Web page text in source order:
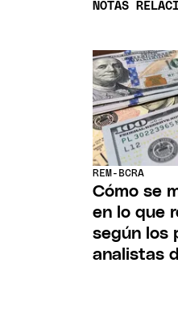
NOTAS
REM-BCRA
Cómo se
en lo que
según los
analistas